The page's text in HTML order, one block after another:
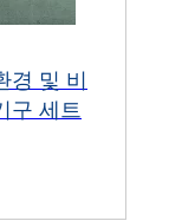
경 및 비
구 세트